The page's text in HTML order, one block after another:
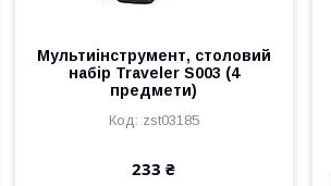
Мультиінструмент, столовий
набір Traveler S003 (4
предмети)
zst03185
233 ₴